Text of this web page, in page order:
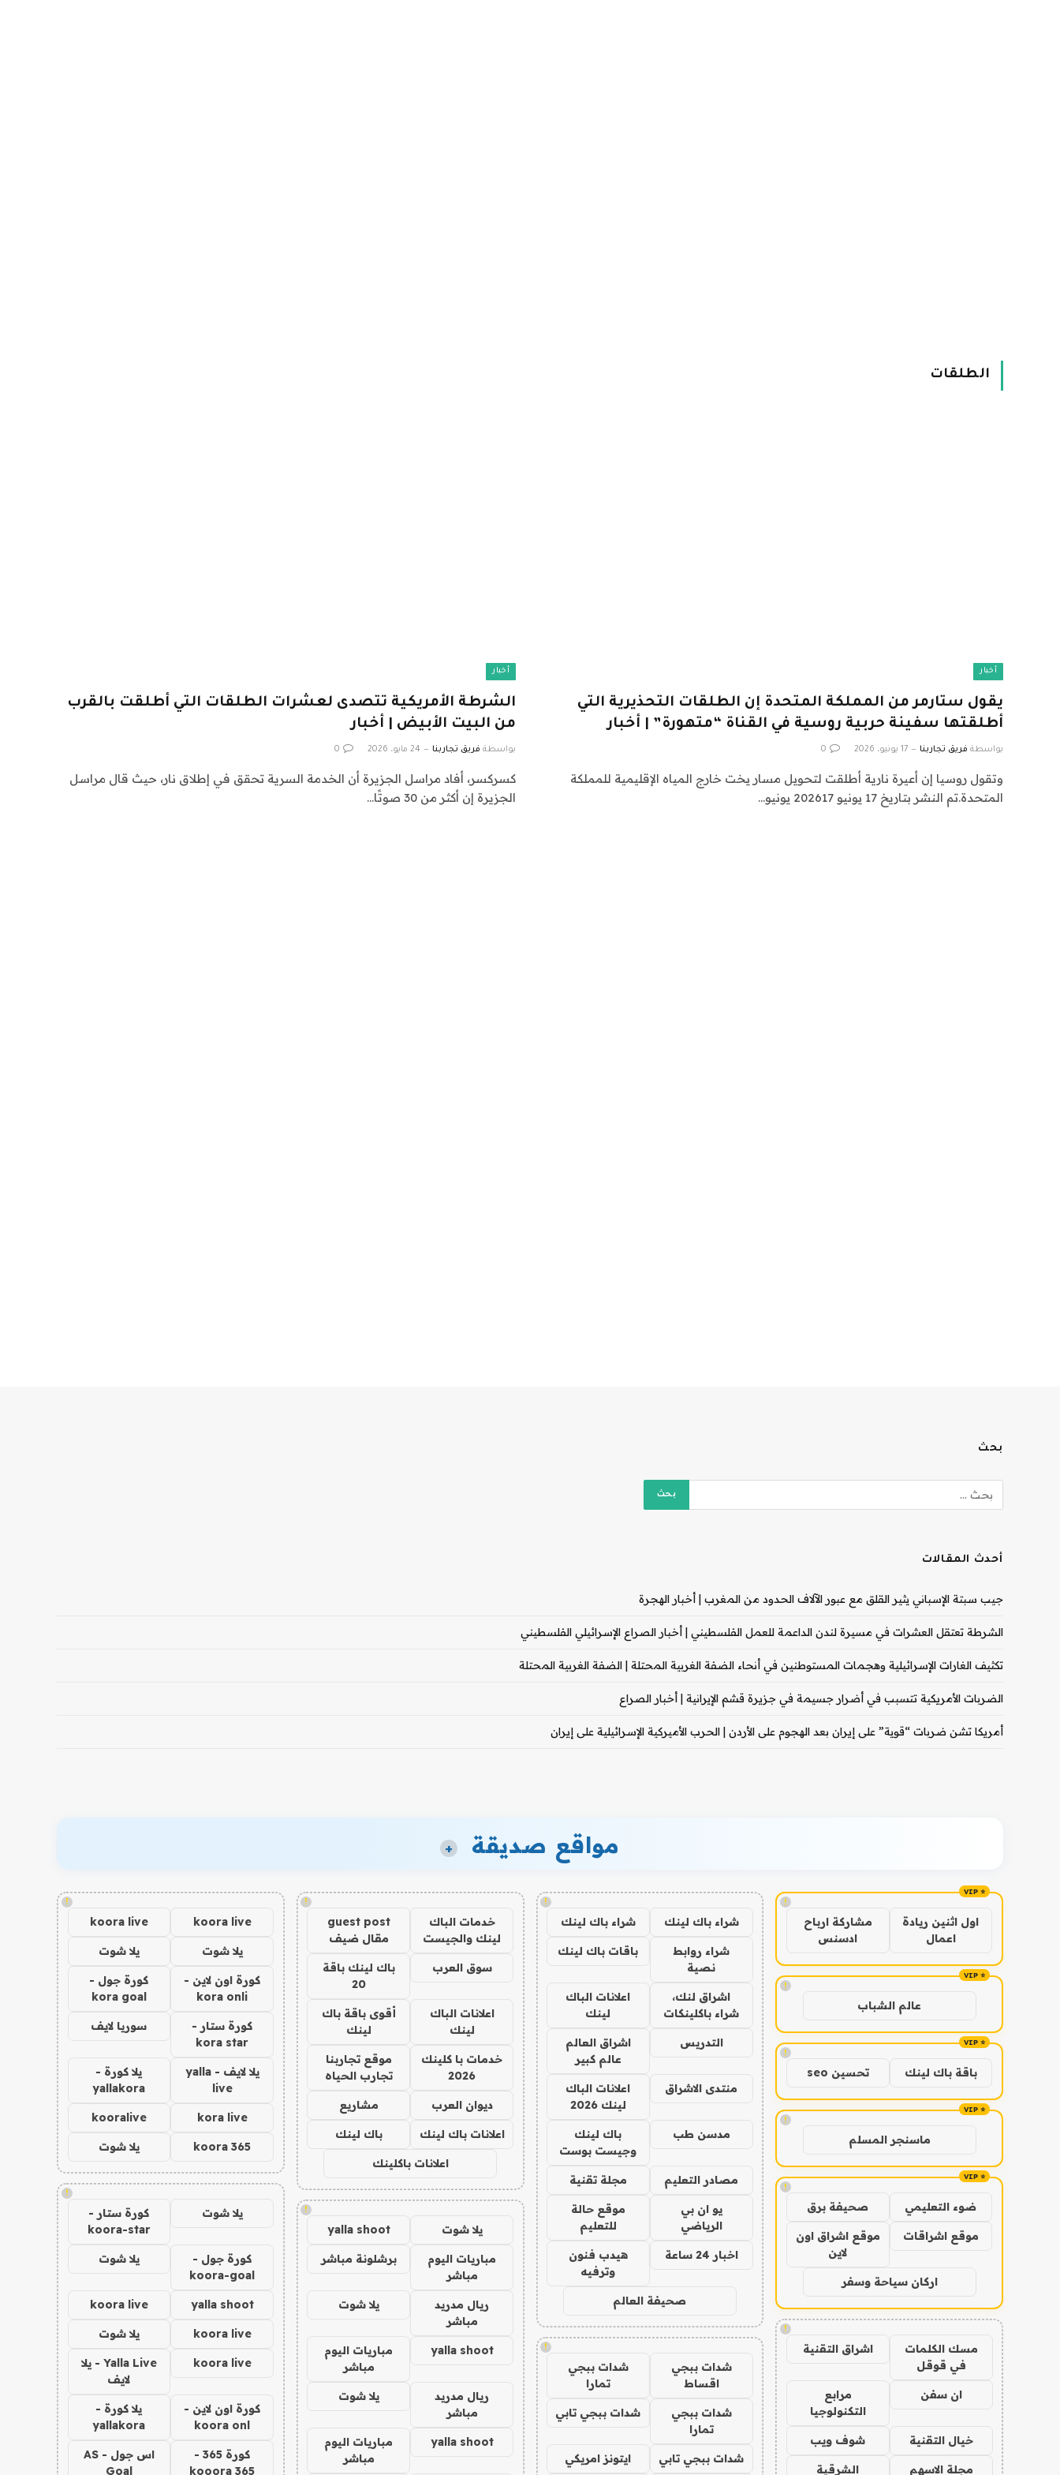
الطلقات
أخبار
يقول ستارمر من المملكة المتحدة إن الطلقات التحذيرية التي
أطلقتها سفينة حربية روسية في القناة “متهورة” | أخبار
بواسطة فريق تجاربنا 17 يونيو، 2026 0
وتقول روسيا إن أعيرة نارية أطلقت لتحويل مسار يخت خارج المياه الإقليمية للمملكة
المتحدة.تم النشر بتاريخ 17 يونيو 202617 يونيو…
أخبار
الشرطة الأمريكية تتصدى لعشرات الطلقات التي أطلقت بالقرب
من البيت الأبيض | أخبار
بواسطة فريق تجاربنا 24 مايو، 2026 0
كسركسر، أفاد مراسل الجزيرة أن الخدمة السرية تحقق في إطلاق نار، حيث قال مراسل
الجزيرة إن أكثر من 30 صوتًا…
بحث
أحدث المقالات
جيب سبتة الإسباني يثير القلق مع عبور الآلاف الحدود من المغرب | أخبار الهجرة
الشرطة تعتقل العشرات في مسيرة لندن الداعمة للعمل الفلسطيني | أخبار الصراع الإسرائيلي الفلسطيني
تكثيف الغارات الإسرائيلية وهجمات المستوطنين في أنحاء الضفة الغربية المحتلة | الضفة الغربية المحتلة
الضربات الأمريكية تتسبب في أضرار جسيمة في جزيرة قشم الإيرانية | أخبار الصراع
أمريكا تشن ضربات “قوية” على إيران بعد الهجوم على الأردن | الحرب الأميركية الإسرائيلية على إيران
مواقع صديقة +
!
اول اثنين ريادة
اعمال
مشاركة ارباح
ادسنس
!
عالم الشباب
!
باقة باك لينك تحسين seo
!
ماسنجر المسلم
!
ضوء التعليمي صحيفة برق
موقع اشراقات
موقع اشراق اون
لاين
اركان سياحة وسفر
!
مسك الكلمات
في قوقل
اشراق التقنية
ان سفن
مرابع
التكنولوجيا
خيال التقنية شوف ويب
مجلة الاسهم الشرقية
!
شراء باك لينك شراء باك لينك
شراء روابط
نصية
باقات باك لينك
اشراق لنك،
شراء باكلينكات
اعلانات الباك
لينك
التدريس
اشراق العالم
عالم كبير
منتدى الاشراق
اعلانات الباك
لينك 2026
مدسن طب
باك لينك
وجيست بوست
مصادر التعليم مجلة تقنية
يو ان بي
الرياضي
موقع حالة
للتعليم
اخبار 24 ساعة
هيدب فنون
وترفيه
صحيفة العالم
!
شدات ببجي
اقساط
شدات ببجي
تمارا
شدات ببجي
تمارا
شدات ببجي تابي
شدات ببجي تابي ايتونز امريكي
!
خدمات الباك
لينك والجيست
guest post
مقال ضيف
سوق العرب
باك لينك باقة
20
اعلانات الباك
لينك
أقوى باقة باك
لينك
خدمات با كلينك
2026
موقع تجاربنا
تجارب الحياه
ديوان العرب مشاريع
اعلانات باك لينك باك لينك
اعلانات باكلينك
!
يلا شوت yalla shoot
مباريات اليوم
مباشر
برشلونة مباشر
ريال مدريد
مباشر
يلا شوت
yalla shoot
مباريات اليوم
مباشر
ريال مدريد
مباشر
يلا شوت
yalla shoot
مباريات اليوم
مباشر
!
koora live
koora live
يلا شوت يلا شوت
كورة اون لاين -
kora onli
كورة جول -
kora goal
كورة ستار -
kora star
سوريا لايف
يلا لايف - yalla
live
يلا كورة -
yallakora
kora live
kooralive
koora 365 يلا شوت
!
يلا شوت
كورة ستار -
koora-star
كورة جول -
koora-goal
يلا شوت
yalla shoot
koora live
koora live يلا شوت
koora live
Yalla Live - يلا
لايف
كورة اون لاين -
koora onl
يلا كورة -
yallakora
كورة 365 -
kooora 365
اس جول - AS
Goal